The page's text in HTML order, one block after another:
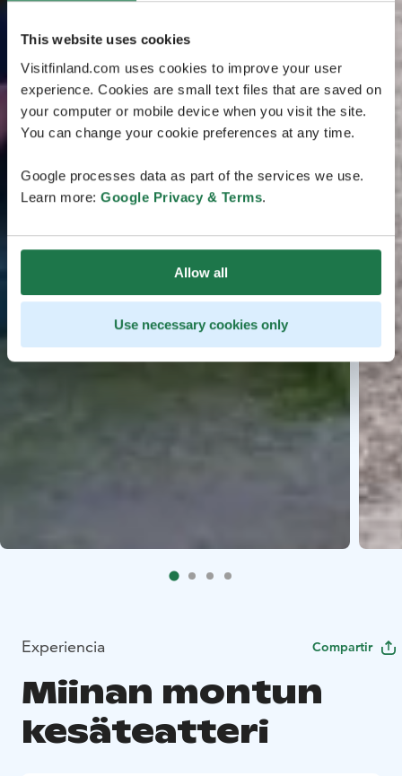
This website uses cookies
Visitfinland.com uses cookies to improve your user
experience. Cookies are small text files that are saved on
your computer or mobile device when you visit the site.
You can change your cookie preferences at any time.
Google processes data as part of the services we use.
Learn more: Google Privacy & Terms.
Allow all
Use necessary cookies only
Experiencia Compartir
Miinan montun
kesäteatteri